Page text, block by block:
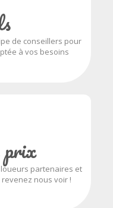
de conseillers pour
à vos besoins
partenaires et
nous voir !